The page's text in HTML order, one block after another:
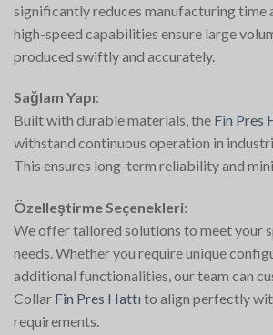
significantly reduces manufacturing time
high-speed capabilities ensure large
produced swiftly and accurately.
Sağlam Yapı:
Built with durable materials, the Fin Pres
withstand continuous operation in
This ensures long-term reliability and
Özelleştirme Seçenekleri:
We offer tailored solutions to meet your
needs. Whether you require unique
additional functionalities, our team can
Collar Fin Pres Hattı to align perfectly
requirements.